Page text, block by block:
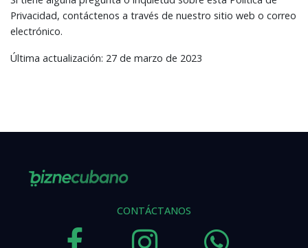
Privacidad, contáctenos a través de nuestro sitio web o correo
electrónico.
Última actualización: 27 de marzo de 2023
CONTÁCTANOS